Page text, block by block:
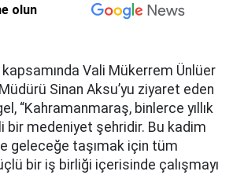
olun
Vali Mükerrem Ünlüer
Sinan Aksu’yu ziyaret eden
“Kahramanmaraş, binlerce yıllık
bir medeniyet şehridir. Bu kadim
geleceğe taşımak için tüm
bir iş birliği içerisinde çalışmayı